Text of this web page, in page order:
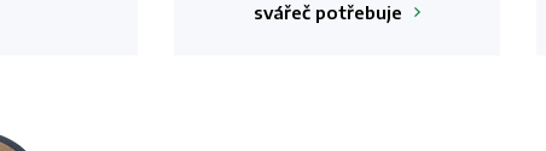
svářeč potřebuje